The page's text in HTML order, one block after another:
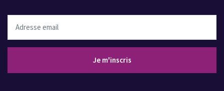
Adresse email
Je m'inscris